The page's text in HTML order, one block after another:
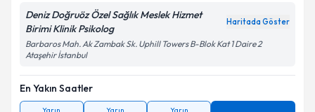
Deniz Doğruöz Özel Sağlık Meslek Hizmet
Birimi Klinik Psikolog
Haritada Göster
Barbaros Mah. Ak Zambak Sk. Uphill Towers B-Blok Kat 1 Daire 2
Ataşehir İstanbul
En Yakın Saatler